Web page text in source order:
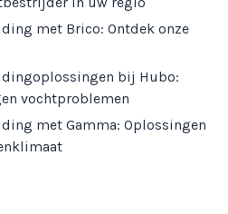
met Brico: Ontdek onze
bij Hubo:
vochtproblemen
met Gamma: Oplossingen